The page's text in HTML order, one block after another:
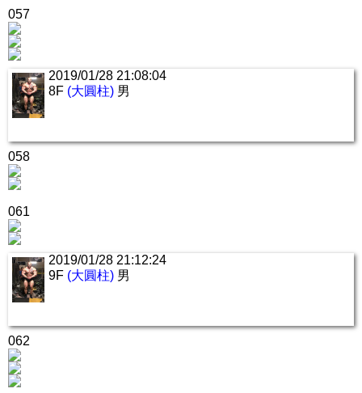
057
2019/01/28 21:08:04
8F (大圓柱) 男
058
061
2019/01/28 21:12:24
9F (大圓柱) 男
062